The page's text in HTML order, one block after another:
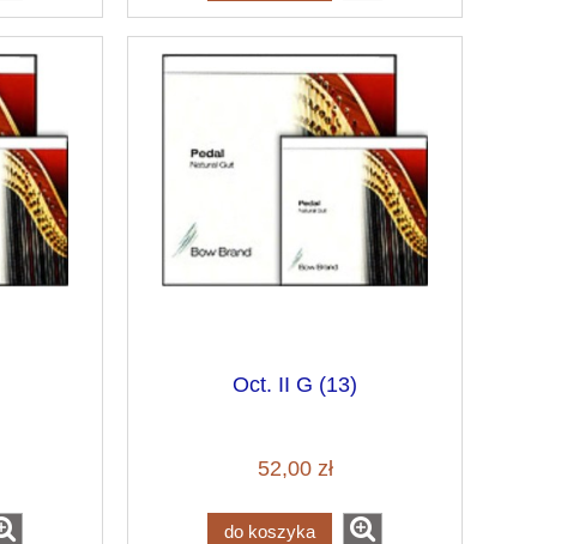
Oct. II G (13)
52,00 zł
do koszyka